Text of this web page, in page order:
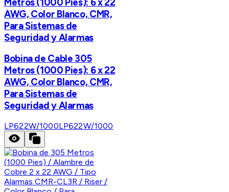
AWG, Color Blanco, CMR,
Para Sistemas de
Seguridad y Alarmas
Bobina de Cable 305
Metros (1000 Pies): 6 x 22
AWG, Color Blanco, CMR,
Para Sistemas de
Seguridad y Alarmas
LP622W/1000LP622W/1000